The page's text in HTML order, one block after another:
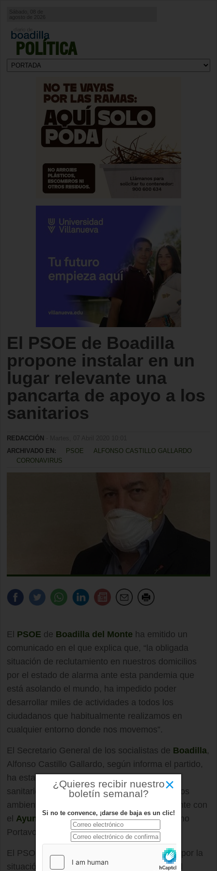
POLÍTICA
Sábado, 08 de
agosto de 2026
El PSOE de Boadilla
propone instalar en un
lugar relevante una
pancarta de apoyo a los
sanitarios
REDACCIÓN
ARCHIVADO EN:
PSOE
ALFONSO CASTILLO GALLARDO
CORONAVIRUS
El PSOE de Boadilla del Monte ha emitido un
comunicado en el que explica que, “la obligada
situación de reclutamiento en nuestros domicilios
por el estado de alarma ante esta pandemia que
está asolando el mundo, ha impedido poder
desarrollar miles de actividades a todos los
ciudadanos que habitualmente realizamos en
cualquier entorno donde nos movemos”.
El Secretario General de los socialistas de Boadilla,
Alfonso Castillo Gallardo, según informa el partido,
ha estado participando en el reparto de kits
sanitarios de guantes y mascarillas en diversos
ambientes y ha estado en contacto permanente con
el Ayuntamiento de Boadilla del Monte
como
Portavoz del Grupo Municipal Socialista.
El PSOE local ha mostrado su preocupación por la
situación de las residencias de mayores en el
×
¿Quieres recibir nuestro
boletín semanal?
Si no te convence, ¡darse de baja es un clic!